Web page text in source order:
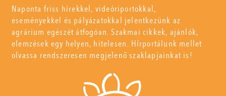
Naponta friss hírekkel, videóriportokkal,
eseményekkel és pályázatokkal jelentkezünk az
agrárium egészét átfogóan. Szakmai cikkek, ajánlók,
elemzések egy helyen, hitelesen. Hírportálunk mellet
olvassa rendszeresen megjelenő szaklapjainkat is!